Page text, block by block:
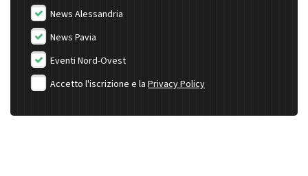
News Alessandria
News Pavia
Eventi Nord-Ovest
Accetto l'iscrizione e la Privacy Policy